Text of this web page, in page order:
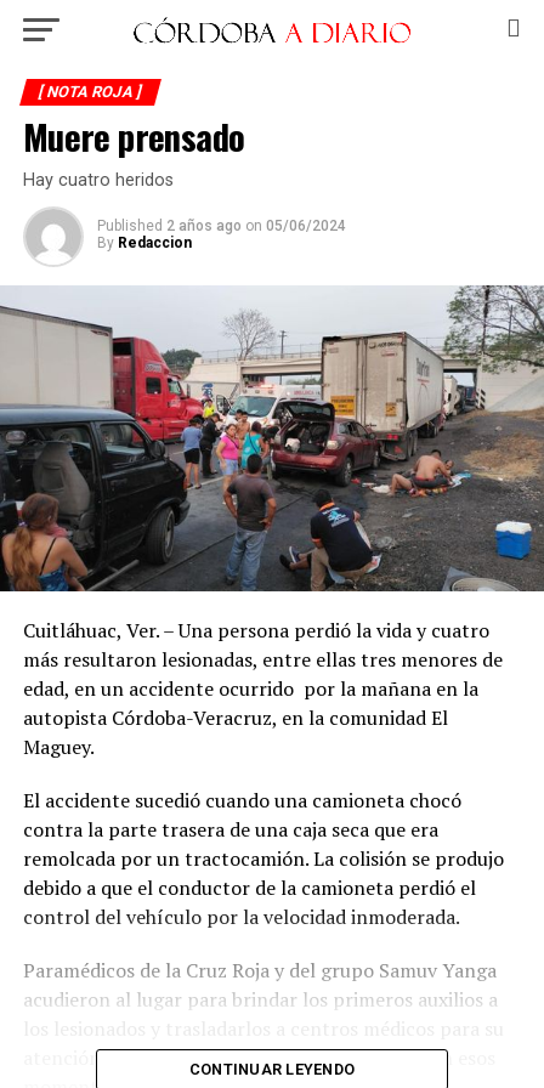
[ NOTA ROJA ]
Muere prensado
Hay cuatro heridos
Published 2 años ago on 05/06/2024
By Redaccion
Cuitláhuac, Ver. – Una persona perdió la vida y cuatro
más resultaron lesionadas, entre ellas tres menores de
edad, en un accidente ocurrido por la mañana en la
autopista Córdoba-Veracruz, en la comunidad El
Maguey.
El accidente sucedió cuando una camioneta chocó
contra la parte trasera de una caja seca que era
remolcada por un tractocamión. La colisión se produjo
debido a que el conductor de la camioneta perdió el
control del vehículo por la velocidad inmoderada.
Paramédicos de la Cruz Roja y del grupo Samuv Yanga
acudieron al lugar para brindar los primeros auxilios a
atención y hospitalización. Afortunadamente, en esos
CONTINUAR LEYENDO